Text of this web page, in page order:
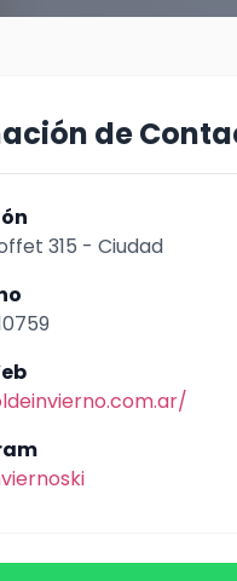
de
315 - Ciudad